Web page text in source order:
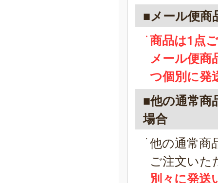
■メール便商
商品は1点
メール便商
つ個別に発
■他の通常商
場合
他の通常商
ご注文いた
別々に発送